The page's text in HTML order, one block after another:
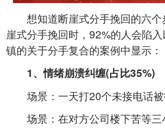
想知道断崖式分手挽回的六个
崖式分手挽回时，92%的人会陷
镇的关于分手复合的案例中显示：
1、情绪崩溃纠缠(占比35%)
场景：一天打20个未接电话被
场景：在对方公司楼下苦等三